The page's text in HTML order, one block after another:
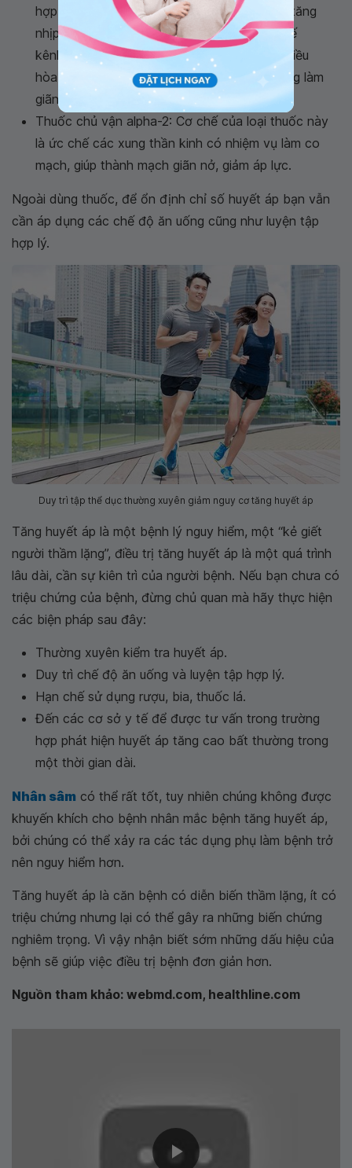
hợp, canxi có thể xâm nhập vào cơ tim làm tăng
nhịp tim qua đó tăng huyết áp. Thuốc ức chế
kênh canxi có thể ngăn chặn điều đó, giúp điều
hòa nhịp tim. Ngoài ra thuốc còn có tác dụng làm
giãn mạch, giảm áp lực lên thành mạch.
Thuốc chủ vận alpha-2: Cơ chế của loại thuốc này
là ức chế các xung thần kinh có nhiệm vụ làm co
mạch, giúp thành mạch giãn nở, giảm áp lực.
Ngoài dùng thuốc, để ổn định chỉ số huyết áp bạn vẫn
cần áp dụng các chế độ ăn uống cũng như luyện tập
hợp lý.
Duy trì tập thể dục thường xuyên giảm nguy cơ tăng huyết áp
Tăng huyết áp là một bệnh lý nguy hiểm, một “kẻ giết
người thầm lặng”, điều trị tăng huyết áp là một quá trình
lâu dài, cần sự kiên trì của người bệnh. Nếu bạn chưa có
triệu chứng của bệnh, đừng chủ quan mà hãy thực hiện
các biện pháp sau đây:
Thường xuyên kiểm tra huyết áp.
Duy trì chế độ ăn uống và luyện tập hợp lý.
Hạn chế sử dụng rượu, bia, thuốc lá.
Đến các cơ sở y tế để được tư vấn trong trường
hợp phát hiện huyết áp tăng cao bất thường trong
một thời gian dài.
Nhân sâm có thể rất tốt, tuy nhiên chúng không được
khuyến khích cho bệnh nhân mắc bệnh tăng huyết áp,
bởi chúng có thể xảy ra các tác dụng phụ làm bệnh trở
nên nguy hiểm hơn.
Tăng huyết áp là căn bệnh có diễn biến thầm lặng, ít có
triệu chứng nhưng lại có thể gây ra những biến chứng
nghiêm trọng. Vì vậy nhận biết sớm những dấu hiệu của
bệnh sẽ giúp việc điều trị bệnh đơn giản hơn.
Nguồn tham khảo: webmd.com, healthline.com